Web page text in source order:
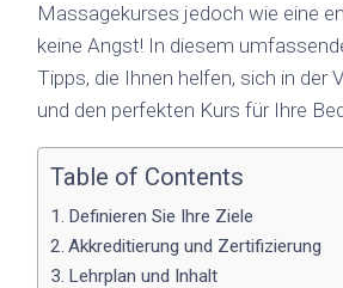
Massagekurses jedoch wie eine
keine Angst! In diesem
Tipps, die Ihnen helfen, sich in der
und den perfekten Kurs für Ihre
Table of Contents
Definieren Sie Ihre Ziele
Akkreditierung und Zertifizierung
Lehrplan und Inhalt